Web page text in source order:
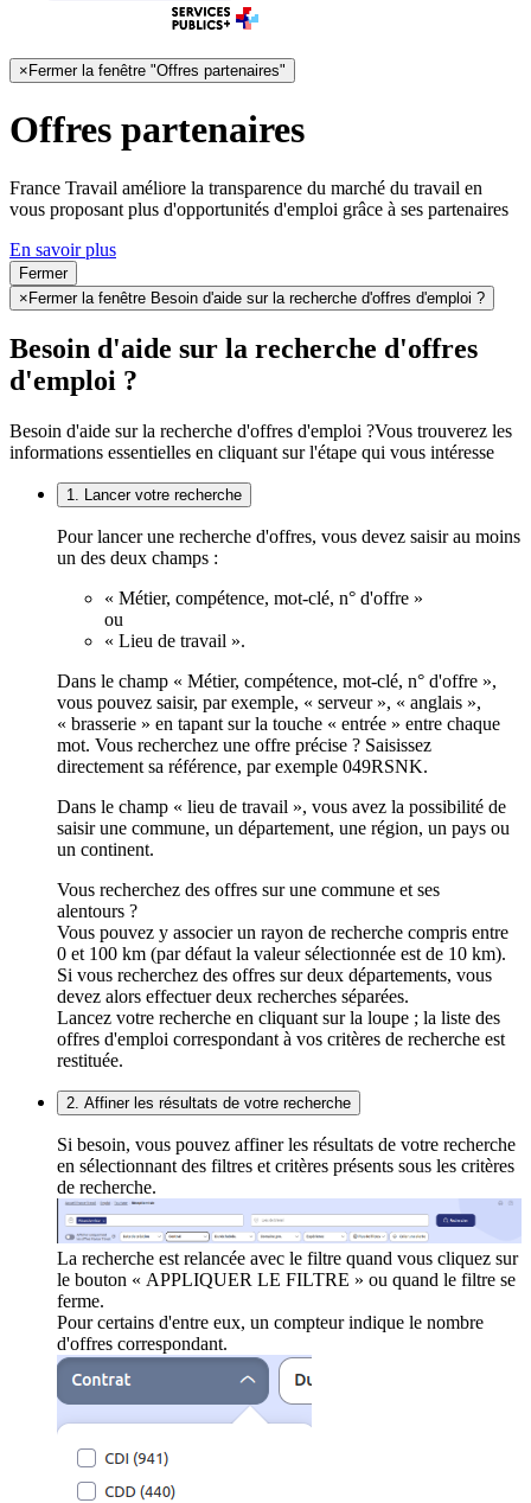
×Fermer la fenêtre "Offres partenaires"
Offres partenaires
France Travail améliore la transparence du marché du travail en
vous proposant plus d'opportunités d'emploi grâce à ses partenaires
En savoir plus
Fermer
×Fermer la fenêtre Besoin d'aide sur la recherche d'offres d'emploi ?
Besoin d'aide sur la recherche d'offres
d'emploi ?
Besoin d'aide sur la recherche d'offres d'emploi ?Vous trouverez les
informations essentielles en cliquant sur l'étape qui vous intéresse
1. Lancer votre recherche
Pour lancer une recherche d'offres, vous devez saisir au moins
un des deux champs :
« Métier, compétence, mot-clé, n° d'offre »
ou
« Lieu de travail ».
Dans le champ « Métier, compétence, mot-clé, n° d'offre »,
vous pouvez saisir, par exemple, « serveur », « anglais »,
« brasserie » en tapant sur la touche « entrée » entre chaque
mot. Vous recherchez une offre précise ? Saisissez
directement sa référence, par exemple 049RSNK.
Dans le champ « lieu de travail », vous avez la possibilité de
saisir une commune, un département, une région, un pays ou
un continent.
Vous recherchez des offres sur une commune et ses
alentours ?
Vous pouvez y associer un rayon de recherche compris entre
0 et 100 km (par défaut la valeur sélectionnée est de 10 km).
Si vous recherchez des offres sur deux départements, vous
devez alors effectuer deux recherches séparées.
Lancez votre recherche en cliquant sur la loupe ; la liste des
offres d'emploi correspondant à vos critères de recherche est
restituée.
2. Affiner les résultats de votre recherche
Si besoin, vous pouvez affiner les résultats de votre recherche
en sélectionnant des filtres et critères présents sous les critères
de recherche.
La recherche est relancée avec le filtre quand vous cliquez sur
le bouton « APPLIQUER LE FILTRE » ou quand le filtre se
ferme.
Pour certains d'entre eux, un compteur indique le nombre
d'offres correspondant.